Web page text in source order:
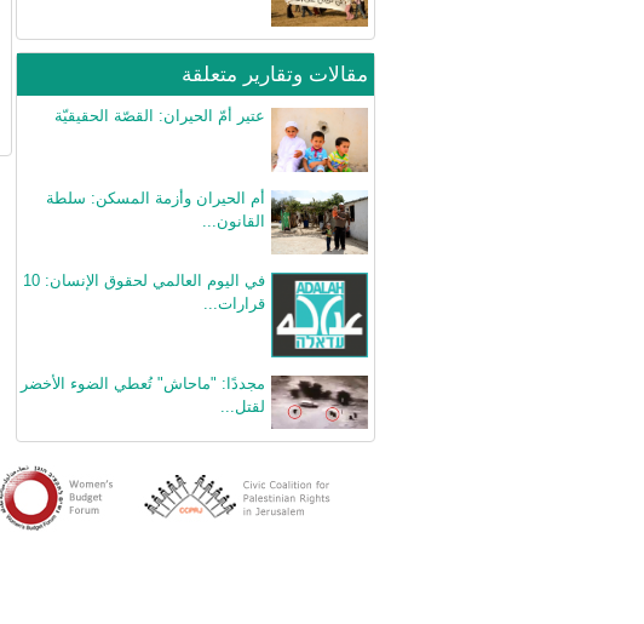
مقالات وتقارير متعلقة
عتير أمّ الحيران: القصّة الحقيقيّة
أم الحيران وأزمة المسكن: سلطة
القانون...
في اليوم العالمي لحقوق الإنسان: 10
قرارات...
مجددًا: "ماحاش" تُعطي الضوء الأخضر
لقتل...